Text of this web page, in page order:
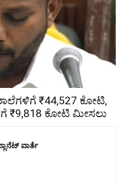
₹44,527 ಕೋಟಿ,
₹9,818 ಕೋಟಿ ಮೀಸಲು
ವಾರ್ತೆ